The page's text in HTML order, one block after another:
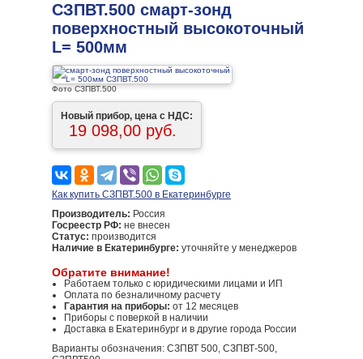
СЗПВТ.500 смарт-зонд
поверхностный высокоточный
L= 500мм
Фото СЗПВТ.500
Новый прибор, цена с НДС:
19 098,00 руб.
Как купить СЗПВТ.500 в Екатеринбурге
Производитель: Россия
Госреестр РФ: не внесен
Статус: производится
Наличие в Екатеринбурге: уточняйте у менеджеров
Обратите внимание!
Работаем только с юридическими лицами и ИП
Оплата по безналичному расчету
Гарантия на приборы: от 12 месяцев
Приборы с поверкой в наличии
Доставка в Екатеринбург и в другие города России
Варианты обозначения: СЗПВТ 500, СЗПВТ-500,